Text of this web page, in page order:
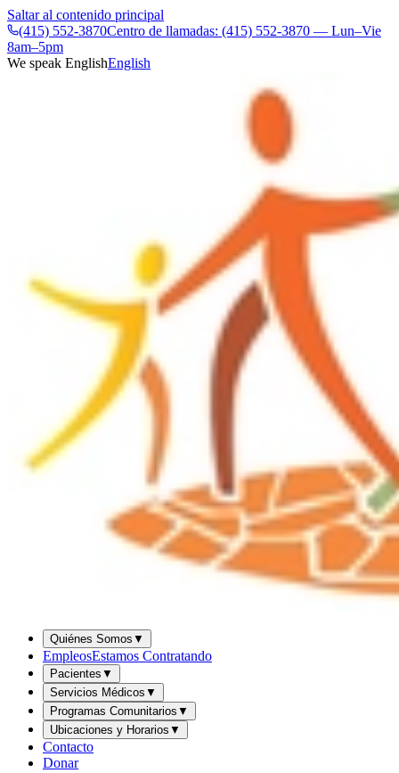
Saltar al contenido principal
(415) 552-3870Centro de llamadas: (415) 552-3870 — Lun–Vie
8am–5pm
We speak EnglishEnglish
Quiénes Somos ▼
EmpleosEstamos Contratando
Pacientes ▼
Servicios Médicos ▼
Programas Comunitarios ▼
Ubicaciones y Horarios ▼
Contacto
Donar